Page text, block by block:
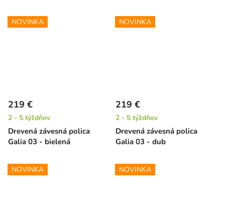
NOVINKA
Drevená závesná polica
Galia 03 - bielená
219 €
2 - 5 týždňov
NOVINKA
Drevená závesná polica
Galia 03 - dub
219 €
2 - 5 týždňov
NOVINKA NOVINKA